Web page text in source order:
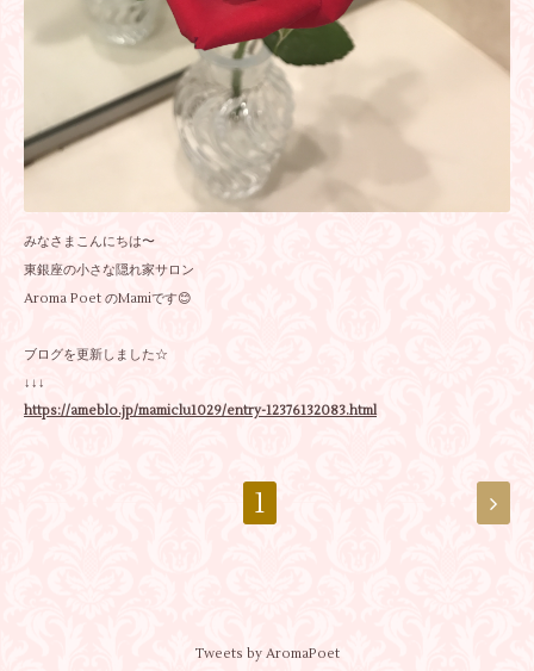
みなさまこんにちは〜
東銀座の小さな隠れ家サロン
Aroma Poet のMamiです😊
ブログを更新しました☆
↓↓↓
https://ameblo.jp/mamiclu1029/entry-12376132083.html
1
Tweets by AromaPoet